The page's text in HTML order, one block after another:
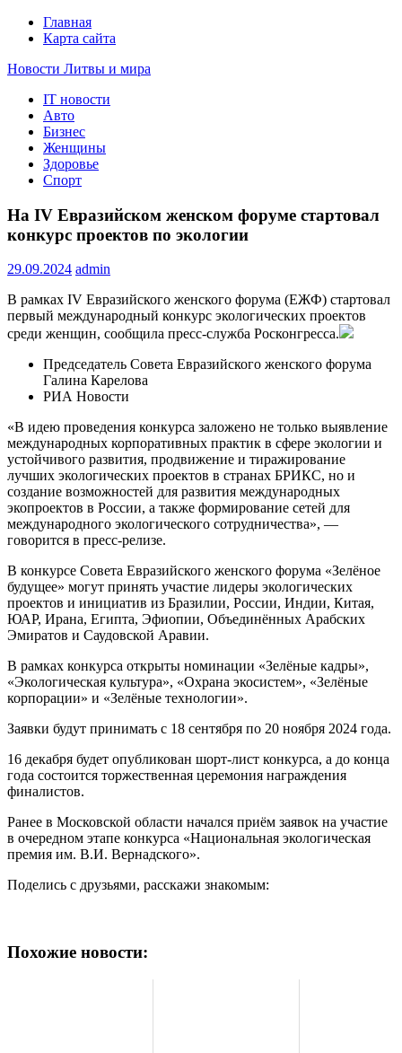
Главная
Карта сайта
Новости Литвы и мира
Свежие события и главные новости часа Литвы и мира на
портале EUROLITVA.RU
IT новости
Авто
Бизнес
Женщины
Здоровье
Спорт
На IV Евразийском женском форуме стартовал
конкурс проектов по экологии
29.09.2024 admin
В рамках IV Евразийского женского форума (ЕЖФ) стартовал
первый международный конкурс экологических проектов
среди женщин, сообщила пресс-служба Росконгресса.
Председатель Совета Евразийского женского форума
Галина Карелова
РИА Новости
«В идею проведения конкурса заложено не только выявление
международных корпоративных практик в сфере экологии и
устойчивого развития, продвижение и тиражирование
лучших экологических проектов в странах БРИКС, но и
создание возможностей для развития международных
экопроектов в России, а также формирование сетей для
международного экологического сотрудничества», —
говорится в пресс-релизе.
В конкурсе Совета Евразийского женского форума «Зелёное
будущее» могут принять участие лидеры экологических
проектов и инициатив из Бразилии, России, Индии, Китая,
ЮАР, Ирана, Египта, Эфиопии, Объединённых Арабских
Эмиратов и Саудовской Аравии.
В рамках конкурса открыты номинации «Зелёные кадры»,
«Экологическая культура», «Охрана экосистем», «Зелёные
корпорации» и «Зелёные технологии».
Заявки будут принимать с 18 сентября по 20 ноября 2024 года.
16 декабря будет опубликован шорт-лист конкурса, а до конца
года состоится торжественная церемония награждения
финалистов.
Ранее в Московской области начался приём заявок на участие
в очередном этапе конкурса «Национальная экологическая
премия им. В.И. Вернадского».
Поделись с друзьями, расскажи знакомым:
Похожие новости: